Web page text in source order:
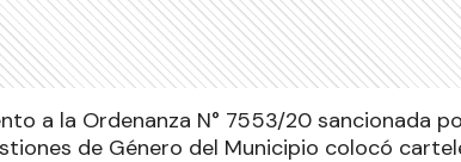
a la Ordenanza N° 7553/20 sancionada
de Género del Municipio colocó